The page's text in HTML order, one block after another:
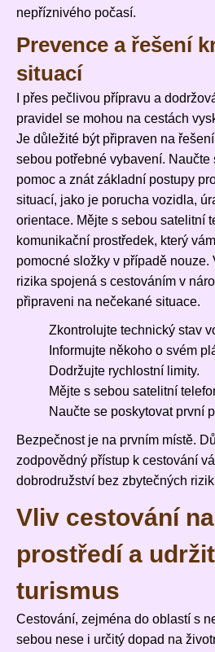
nepříznivého počasí.
Prevence a řešení
situací
I přes pečlivou přípravu a
pravidel se mohou na cestách
Je důležité být připraven na
sebou potřebné vybavení. Naučte
pomoc a znát základní postupy
situací, jako je porucha vozidla,
orientace. Mějte s sebou satelitní
komunikační prostředek, který
pomocné složky v případě nouze.
rizika spojená s cestováním v
připraveni na nečekané situace.
Zkontrolujte technický stav
Informujte někoho o svém
Dodržujte rychlostní limity.
Mějte s sebou satelitní
Naučte se poskytovat první
Bezpečnost je na prvním místě.
zodpovědný přístup k cestování
dobrodružství bez zbytečných
Vliv cestování
prostředí a
turismus
Cestování, zejména do oblastí s
sebou nese i určitý dopad na